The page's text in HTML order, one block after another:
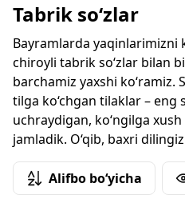
Tabrik so‘zlar
Bayramlarda yaqinlarimizni
chiroyli tabrik so‘zlar bilan
barchamiz yaxshi ko‘ramiz.
tilga ko‘chgan tilaklar –
uchraydigan, ko‘ngilga
jamladik. O‘qib, baxri
Alifbo bo‘yicha